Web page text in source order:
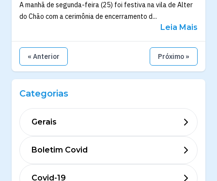
A manhã de segunda-feira (25) foi festiva na vila de Alter
do Chão com a cerimônia de encerramento d...
Leia Mais
« Anterior Próximo »
Categorias
Gerais
Boletim Covid
Covid-19